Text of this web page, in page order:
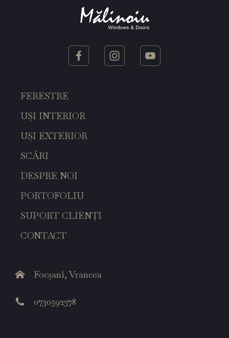
FERESTRE
UȘI INTERIOR
UȘI EXTERIOR
SCĂRI
DESPRE NOI
PORTOFOLIU
SUPORT CLIENȚI
CONTACT
Focșani, Vrancea
0730592378